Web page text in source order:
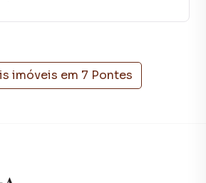
seu estilo de vida.
Na Boa Vista Imóveis você
alugar um imóvel em Piracaia
proprietários, inquilinos e
imobiliário.
imóveis em 7 Pontes